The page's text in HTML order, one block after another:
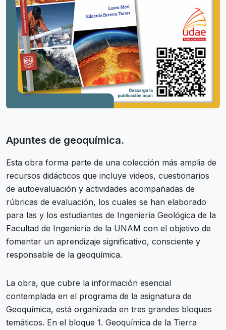
Apuntes de geoquímica.
Esta obra forma parte de una colección más amplia de
recursos didácticos que incluye videos, cuestionarios
de autoevaluación y actividades acompañadas de
rúbricas de evaluación, los cuales se han elaborado
para las y los estudiantes de Ingeniería Geológica de la
Facultad de Ingeniería de la UNAM con el objetivo de
fomentar un aprendizaje significativo, consciente y
responsable de la geoquímica.
La obra, que cubre la información esencial
contemplada en el programa de la asignatura de
Geoquímica, está organizada en tres grandes bloques
temáticos. En el bloque 1. Geoquímica de la Tierra